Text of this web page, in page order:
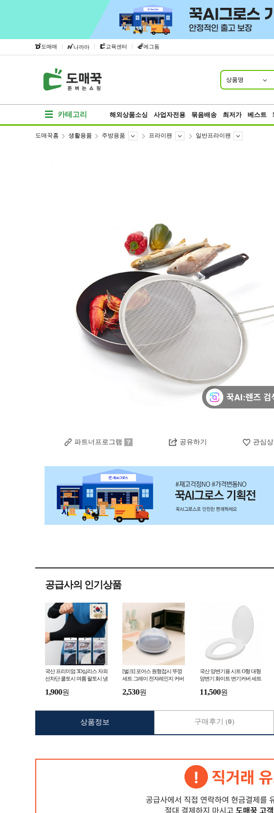
도매매 | 나까마 | 교육센터 | 에그돔
상품명
카테고리 해외상품소싱 사업자전용 묶음배송 최저가 베스트
도매꾹홈 생활용품 주방용품 프라이팬 일반프라이팬
파트너프로그램 공유하기 관심
공급사의 인기상품
국산 프리미엄 3D심리스 자외
선차단 쿨토시 여름 팔토시 냉
1,900원
[벌크] 포어스 원형접시 뚜껑
세트 그레이 전자레인지 커버
푸드커버
2,530원
국산 양변기용 시트 O형 대형
양변기 화이트 변기커버 세트
11,500원
상품정보 구매후기 (0)